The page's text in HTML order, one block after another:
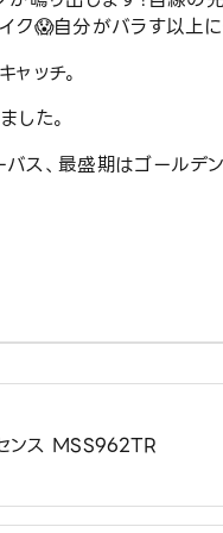
ク😱自分がバラす以上
ッチ。
した。
ス、最盛期はゴールデ
ンス MSS962TR